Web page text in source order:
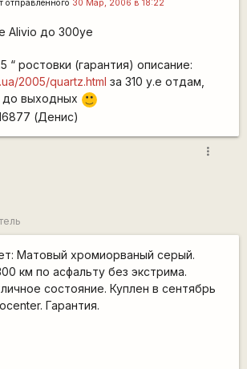
отправленного 30 Мар, 2006 в 18:22
Alivio до 300уе
“ ростовки (гарантия) описание:
2005/quartz.html за 310 у.е отдам,
до выходных
:)
(Денис)
more_vert
Матовый хромиорваный серый.
км по асфальту без экстрима.
состояние. Куплен в сентябрь
Гарантия.